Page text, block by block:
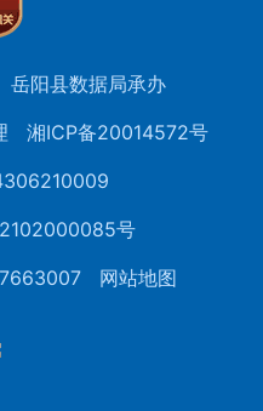
岳阳县数据局承办
湘ICP备20014572号
号
网站地图